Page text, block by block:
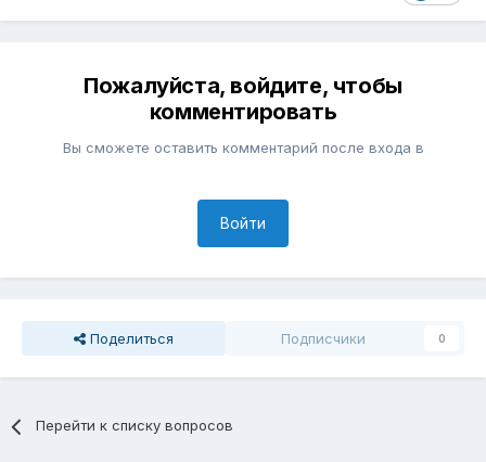
Пожалуйста, войдите, чтобы
комментировать
Вы сможете оставить комментарий после входа в
Войти
Поделиться Подписчики 0
Перейти к списку вопросов